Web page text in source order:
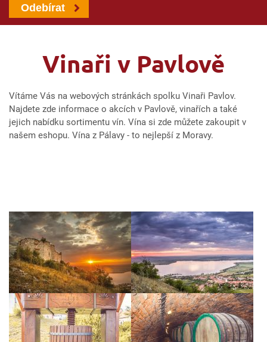
Odebírat
Vinaři v Pavlově
Vítáme Vás na webových stránkách spolku Vinaři Pavlov.
Najdete zde informace o akcích v Pavlově, vinařích a také
jejich nabídku sortimentu vín. Vína si zde můžete zakoupit v
našem eshopu. Vína z Pálavy - to nejlepší z Moravy.